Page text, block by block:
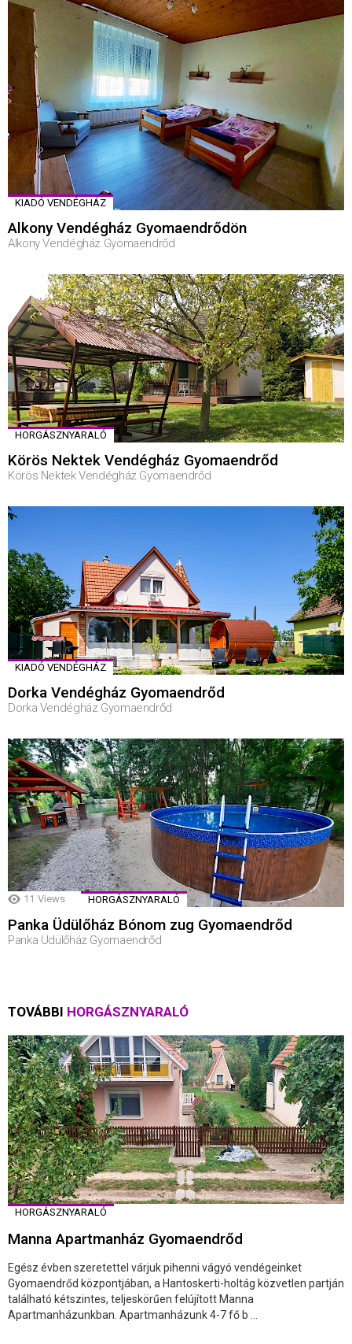
KIADÓ VENDÉGHÁZ
Alkony Vendégház Gyomaendrődön
Alkony Vendégház Gyomaendrőd
HORGÁSZNYARALÓ
Körös Nektek Vendégház Gyomaendrőd
Körös Nektek Vendégház Gyomaendrőd
KIADÓ VENDÉGHÁZ
Dorka Vendégház Gyomaendrőd
Dorka Vendégház Gyomaendrőd
11 Views HORGÁSZNYARALÓ
Panka Üdülőház Bónom zug Gyomaendrőd
Panka Üdülőház Gyomaendrőd
TOVÁBBI HORGÁSZNYARALÓ
HORGÁSZNYARALÓ
Manna Apartmanház Gyomaendrőd
Egész évben szeretettel várjuk pihenni vágyó vendégeinket
Gyomaendrőd központjában, a Hantoskerti-holtág közvetlen partján
található kétszintes, teljeskörűen felújított Manna
Apartmanházunkban. Apartmanházunk 4-7 fő b ...